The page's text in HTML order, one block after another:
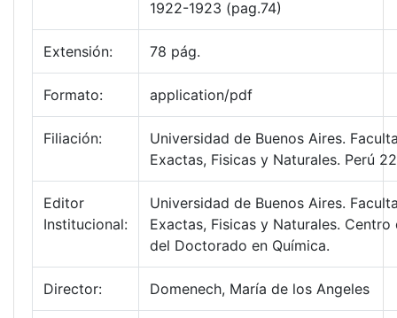
1922-1923 (pag.74)
Extensión: 78 pág.
Formato: application/pdf
Filiación:
Universidad de Buenos Aires.
Exactas, Fisicas y Naturales. Perú
Editor
Institucional:
Universidad de Buenos Aires.
Exactas, Fisicas y Naturales. Centro
del Doctorado en Química.
Director: Domenech, María de los Angeles